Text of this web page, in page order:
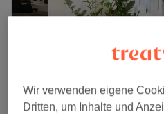
Wir verwenden eigene
Dritten, um Inhalte und